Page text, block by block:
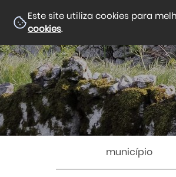
Este site utiliza cookies para
cookies.
município